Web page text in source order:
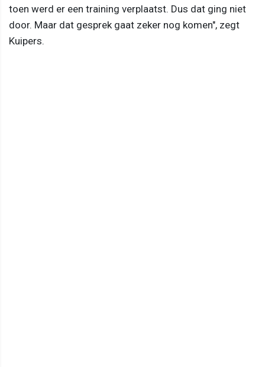
toen werd er een training verplaatst. Dus dat ging niet
door. Maar dat gesprek gaat zeker nog komen", zegt
Kuipers.